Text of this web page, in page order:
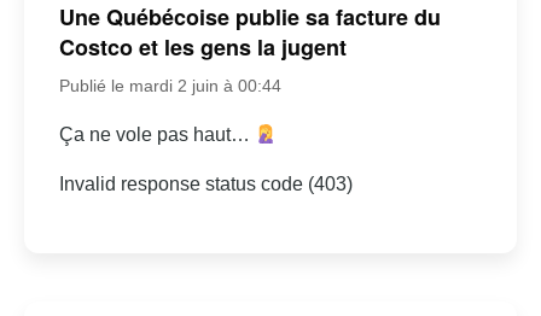
Une Québécoise publie sa facture du
Costco et les gens la jugent
Publié le mardi 2 juin à 00:44
Ça ne vole pas haut…
Invalid response status code (403)